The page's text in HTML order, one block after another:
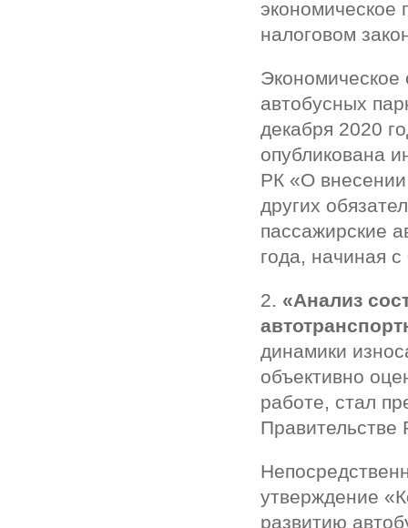
экономическое
налоговом
автобусных
декабря 2020
опубликована
РК «О
других
пассажирские
года, начиная с
2. «Анализ
динамики
объективно
работе, стал
Правительстве
утверждение
развитию